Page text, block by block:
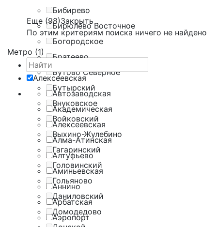
Бибирево
Бирюлёво Восточное
Богородское
Братеево
Бутово Северное
Бутырский
Внуковское
Войковский
Выхино-Жулебино
Гагаринский
Головинский
Гольяново
Даниловский
Домодедово
Еще (98)Закрыть
По этим критериям поиска ничего не найдено
Метро (1)
Алексеевская
Автозаводская
Академическая
Алексеевская
Алма-Атинская
Алтуфьево
Аминьевская
Аннино
Арбатская
Аэропорт